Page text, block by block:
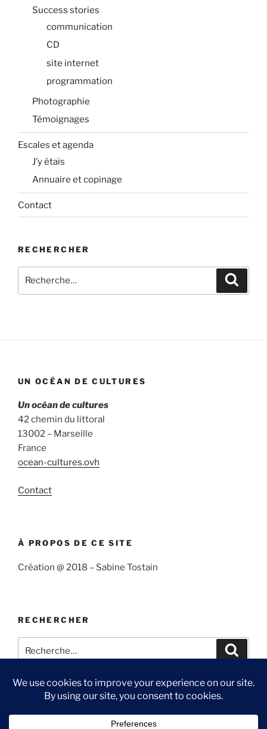
Success stories
communication
CD
site internet
programmation
Photographie
Témoignages
Escales et agenda
J’y étais
Annuaire et copinage
Contact
RECHERCHER
pour
UN OCÉAN DE CULTURES
Un océan de cultures
42 chemin du littoral
13002 – Marseille
France
ocean-cultures.ovh
Contact
À PROPOS DE CE SITE
Création @ 2018 – Sabine Tostain
RECHERCHER
pour
Suivre
Me
Ma
Contact